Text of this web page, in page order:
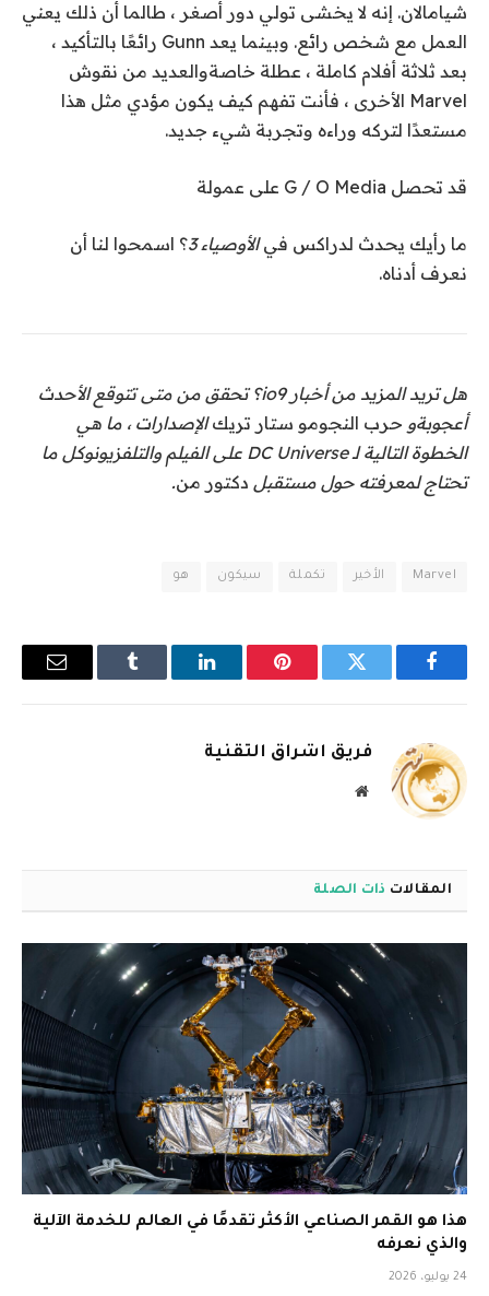
شيامالان. إنه لا يخشى تولي دور أصغر ، طالما أن ذلك يعني
العمل مع شخص رائع. وبينما يعد Gunn رائعًا بالتأكيد ،
بعد ثلاثة أفلام كاملة ، عطلة خاصةوالعديد من نقوش
Marvel الأخرى ، فأنت تفهم كيف يكون مؤدي مثل هذا
مستعدًا لتركه وراءه وتجربة شيء جديد.
قد تحصل G / O Media على عمولة
ما رأيك يحدث لدراكس فيالأوصياء 3 ؟ اسمحوا لنا أن
نعرف أدناه.
هل تريد المزيد من أخبار io9؟ تحقق من متى تتوقع الأحدث
أعجوبةو حرب النجومو ستار تريكالإصدارات ، ما هي
الخطوة التالية لـDC Universe على الفيلم والتلفزيون
وكل ما
تحتاج لمعرفته حول مستقبل دكتور من.
Marvel الأخير تكملة سيكون هو
فيسبوك تويتر بينتيريستلينكدإن Tumblr
البريد
فريق اشراق التقنية
موقع
المقالات ذات الصلة
هذا هو القمر الصناعي الأكثر تقدمًا في العالم للخدمة الآلية
والذي نعرفه
24 يوليو، 2026